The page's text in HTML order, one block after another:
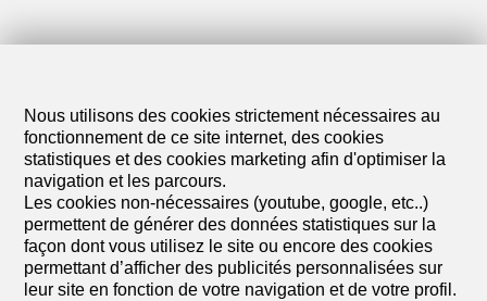
Nous utilisons des cookies strictement nécessaires au
fonctionnement de ce site internet, des cookies
statistiques et des cookies marketing afin d'optimiser la
navigation et les parcours.
Les cookies non-nécessaires (youtube, google, etc..)
permettent de générer des données statistiques sur la
façon dont vous utilisez le site ou encore des cookies
permettant d’afficher des publicités personnalisées sur
leur site en fonction de votre navigation et de votre profil.